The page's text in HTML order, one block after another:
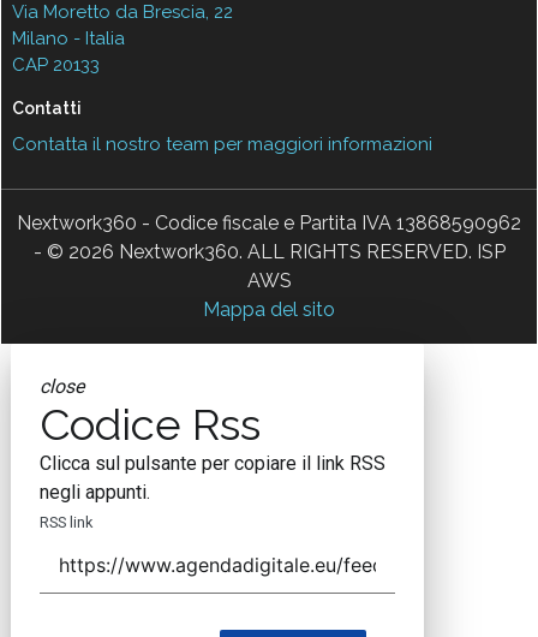
Via Moretto da Brescia, 22
Milano - Italia
CAP 20133
Contatti
Contatta il nostro team per maggiori informazioni
Nextwork360 - Codice fiscale e Partita IVA 13868590962
- © 2026 Nextwork360. ALL RIGHTS RESERVED. ISP
AWS
Mappa del sito
close
Codice Rss
Clicca sul pulsante per copiare il link RSS
negli appunti.
RSS link